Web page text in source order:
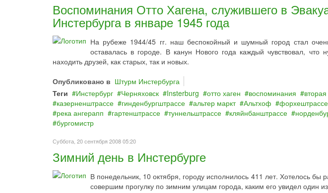
Воспоминания Отто Хагена, служившего в
Инстербурга в январе 1945 года
На рубеже 1944/45 гг. наш беспокойный и шумный город стал
оставалась в городе. В канун Нового года каждый чувствовал, что
находить друзей, как старых, так и новых.
Опубликовано в Штурм Инстербурга
Теги
Инстербург Черняховск Insterburg отто хаген воспоминания
казерненштрассе
гинденбургштрассе альтер маркт Альтхоф форхештрассе
река ангерапп
гартенштрассе туннельштрассе кляйнбанштрассе
бургомистр
Суббота, 20 сентября 2008 05:20
Зимний день в Инстербурге
В понедельник, 10 октября, городу исполнилось 411 лет. Хотелось бы
совершим прогулку по зимним улицам города, каким его увидел один